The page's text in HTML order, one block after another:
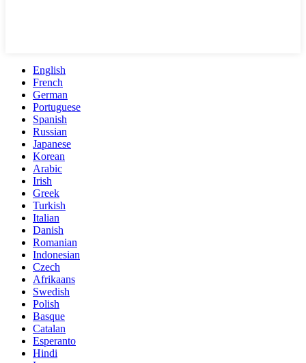
English
French
German
Portuguese
Spanish
Russian
Japanese
Korean
Arabic
Irish
Greek
Turkish
Italian
Danish
Romanian
Indonesian
Czech
Afrikaans
Swedish
Polish
Basque
Catalan
Esperanto
Hindi